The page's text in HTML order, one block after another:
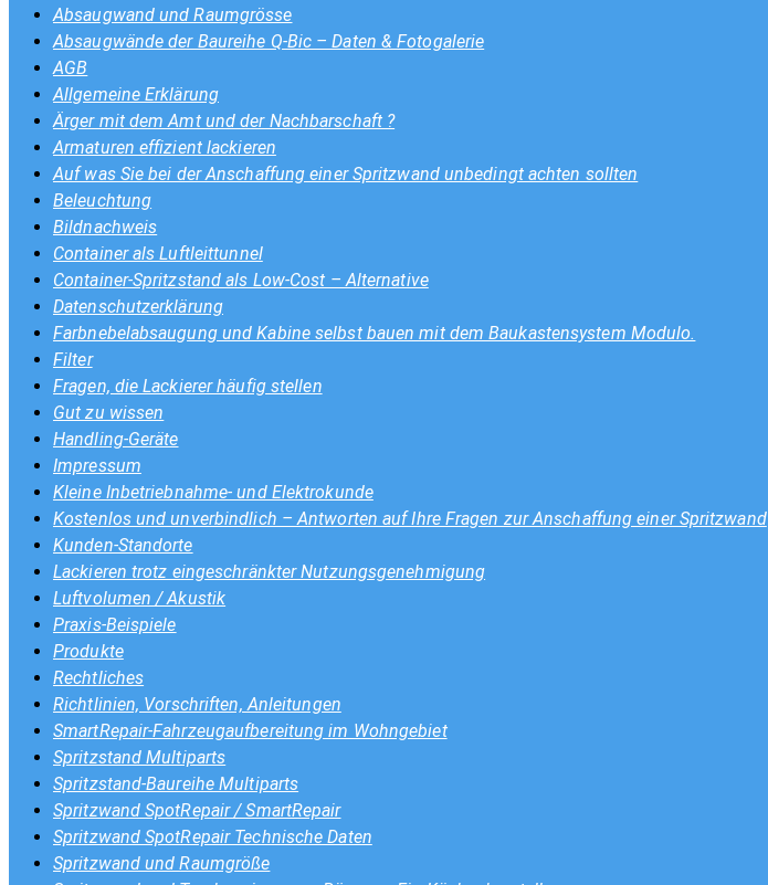
Absaugwand und Raumgrösse
Absaugwände der Baureihe Q-Bic – Daten & Fotogalerie
AGB
Allgemeine Erklärung
Ärger mit dem Amt und der Nachbarschaft ?
Armaturen effizient lackieren
Auf was Sie bei der Anschaffung einer Spritzwand unbedingt achten sollten
Beleuchtung
Bildnachweis
Container als Luftleittunnel
Container-Spritzstand als Low-Cost – Alternative
Datenschutzerklärung
Farbnebelabsaugung und Kabine selbst bauen mit dem Baukastensystem Modulo.
Filter
Fragen, die Lackierer häufig stellen
Gut zu wissen
Handling-Geräte
Impressum
Kleine Inbetriebnahme- und Elektrokunde
Kostenlos und unverbindlich – Antworten auf Ihre Fragen zur Anschaffung einer Spritzwand
Kunden-Standorte
Lackieren trotz eingeschränkter Nutzungsgenehmigung
Luftvolumen / Akustik
Praxis-Beispiele
Produkte
Rechtliches
Richtlinien, Vorschriften, Anleitungen
SmartRepair-Fahrzeugaufbereitung im Wohngebiet
Spritzstand Multiparts
Spritzstand-Baureihe Multiparts
Spritzwand SpotRepair / SmartRepair
Spritzwand SpotRepair Technische Daten
Spritzwand und Raumgröße